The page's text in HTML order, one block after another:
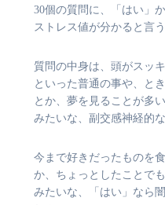
30個の質問に、「はい」
ストレス値が分かると言う
質問の中身は、頭がスッ
といった普通の事や、と
とか、夢を見ることが多い
みたいな、副交感神経的
今まで好きだったものを
か、ちょっとしたことで
みたいな、「はい」なら